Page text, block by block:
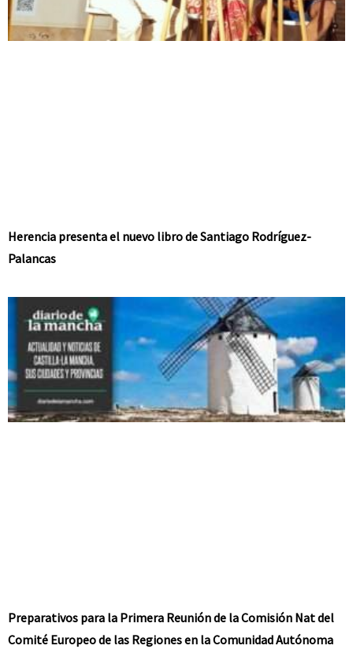
Herencia presenta el nuevo libro de Santiago Rodríguez-
Palancas
Preparativos para la Primera Reunión de la Comisión Nat del
Comité Europeo de las Regiones en la Comunidad Autónoma